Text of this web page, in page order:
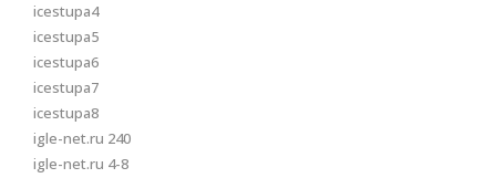
icestupa4
icestupa5
icestupa6
icestupa7
icestupa8
igle-net.ru 240
igle-net.ru 4-8